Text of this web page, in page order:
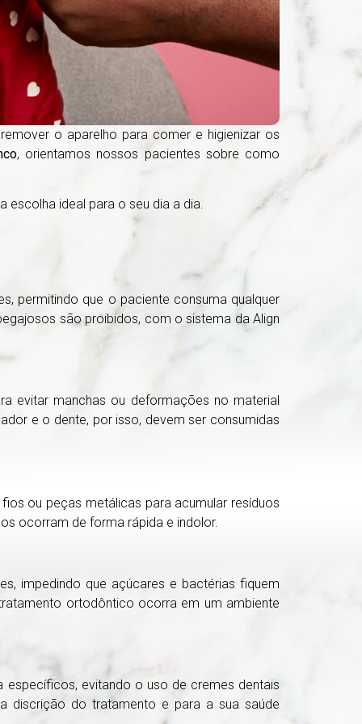
o aparelho para comer e higienizar os
, orientamos nossos pacientes sobre como
escolha ideal para o seu dia a dia.
permitindo que o paciente consuma qualquer
são proibidos, com o sistema da Align
evitar manchas ou deformações no material
e o dente, por isso, devem ser consumidas
ou peças metálicas para acumular resíduos
ocorram de forma rápida e indolor.
impedindo que açúcares e bactérias fiquem
ortodôntico ocorra em um ambiente
evitando o uso de cremes dentais
discrição do tratamento e para a sua saúde